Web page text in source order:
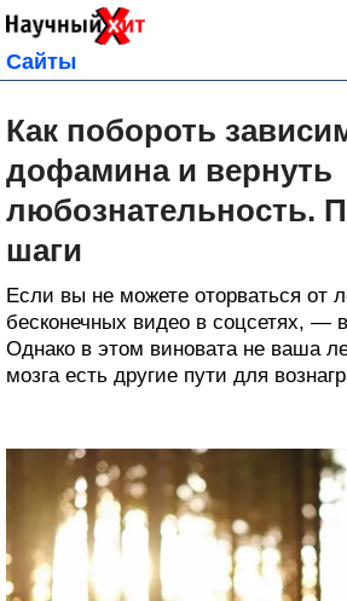
Сайты
Как побороть
дофамина и вернуть
любознательность.
шаги
Если вы не можете оторваться от
бесконечных видео в соцсетях, —
Однако в этом виновата не ваша
мозга есть другие пути для